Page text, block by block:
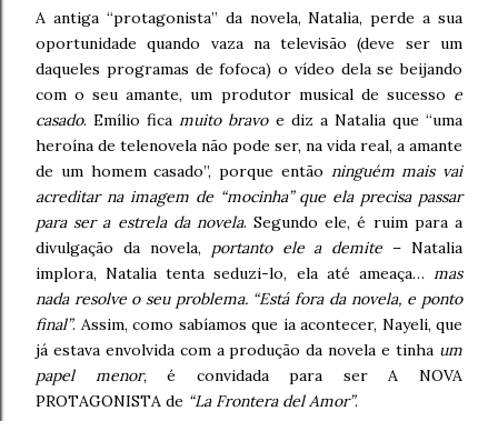
A antiga “protagonista” da novela, Natalia, perde a sua
oportunidade quando vaza na televisão (deve ser um
daqueles programas de fofoca) o vídeo dela se beijando
com o seu amante, um produtor musical de sucesso e
casado. Emílio ficamuito bravoe diz a Natalia que “uma
heroína de telenovela não pode ser, na vida real, a amante
de um homem casado”, porque então ninguém mais vai
acreditar na imagem de “mocinha” que ela precisa passar
para ser a estrela da novela. Segundo ele, é ruim para a
divulgação da novela, portanto ele a demite – Natalia
implora, Natalia tenta seduzi-lo, ela até ameaça… mas
nada resolve o seu problema. “Está fora da novela, e ponto
final”. Assim, como sabíamos que ia acontecer, Nayeli, que
já estava envolvida com a produção da novela e tinha um
papel menor, é convidada para ser A NOVA
PROTAGONISTA de “La Frontera del Amor”.